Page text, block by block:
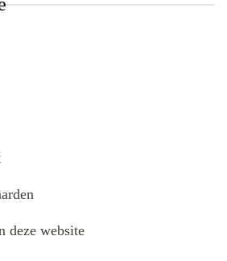
deze website